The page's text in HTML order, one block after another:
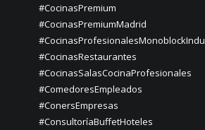
#CocinasPremium
#CocinasPremiumMadrid
#CocinasRestaurantes
#CocinasSalasCocinaProfesionales
#ComedoresEmpleados
#ConersEmpresas
#ConsultoríaBuffetHoteles